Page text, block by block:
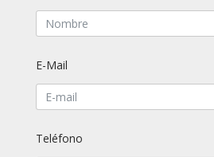
E-Mail
Teléfono